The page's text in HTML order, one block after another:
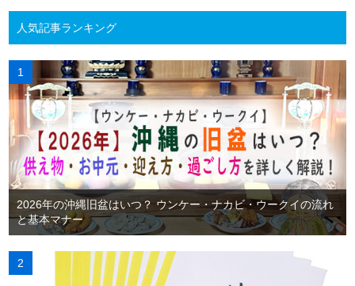
人気記事ランキング
2026年の沖縄旧盆はいつ？ ウンケー・ナカビ・ウークイの流れ
と基本マナー